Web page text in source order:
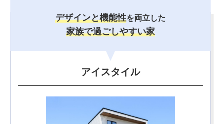
デザインと機能性を両立した
家族で過ごしやすい家
アイスタイル